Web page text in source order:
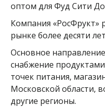
оптом для Фуд Сити
Компания «РосФрукт»
рынке более десяти
Основное
снабжение
точек питания,
Московской области,
другие регионы.